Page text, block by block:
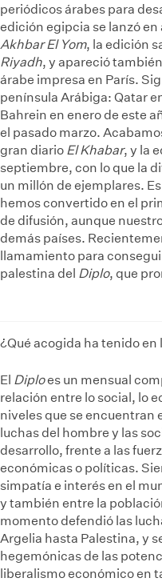
periódicos árabes para
edición egipcia se lanzó
Akhbar El Yom, la edición
Riyadh, y apareció
árabe impresa en París.
península Arábiga: Qatar
Bahrein en enero de este
el pasado marzo.
gran diario El Khabar, y la
septiembre, con lo que la
un millón de ejemplares.
hemos convertido en el
de difusión, aunque
demás países.
llamamiento para
palestina del Diplo, que
¿Qué acogida ha tenido en
El Diploes un mensual
relación entre lo social, lo
niveles que se encuentran
luchas del hombre y las
desarrollo, frente a las
económicas o políticas.
simpatía e interés en el
y también entre la
momento defendió las
Argelia hasta Palestina, y
hegemónicas de las
liberalismo económico en